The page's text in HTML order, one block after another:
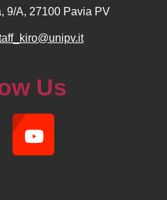
9/A, 27100 Pavia PV
Us